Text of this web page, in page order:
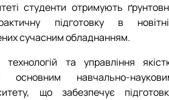
студенти отримують
підготовку в
сучасним обладнанням.
технологій та управління
навчально-
що забезпечує